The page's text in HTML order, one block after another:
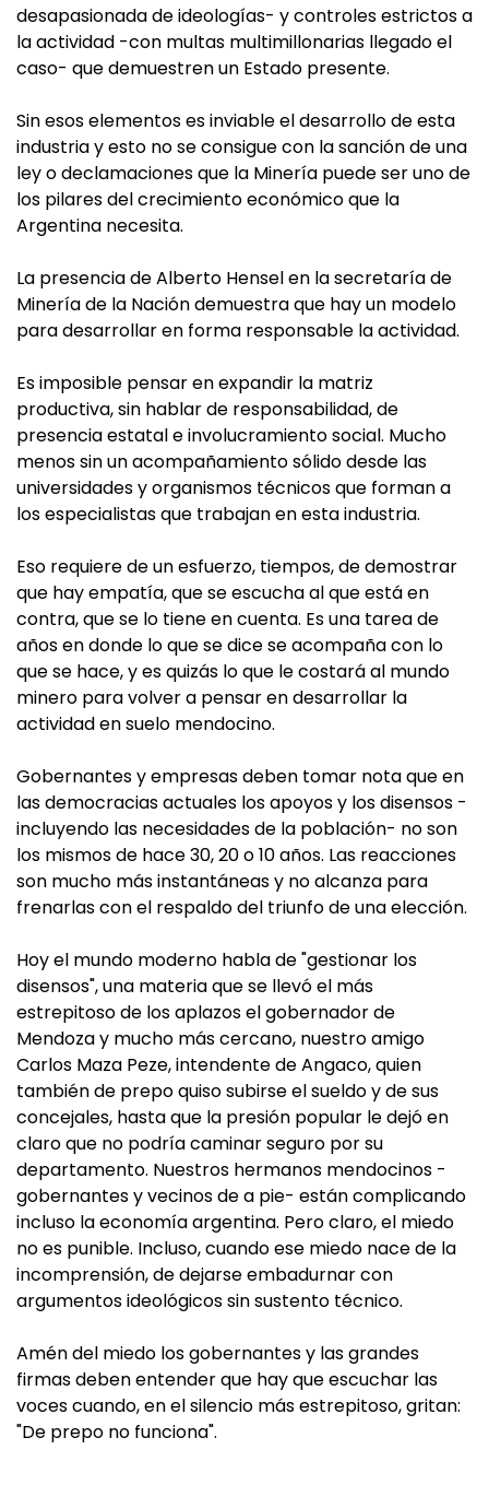
desapasionada de ideologías- y controles estrictos a
la actividad -con multas multimillonarias llegado el
caso- que demuestren un Estado presente.
Sin esos elementos es inviable el desarrollo de esta
industria y esto no se consigue con la sanción de una
ley o declamaciones que la Minería puede ser uno de
los pilares del crecimiento económico que la
Argentina necesita.
La presencia de Alberto Hensel en la secretaría de
Minería de la Nación demuestra que hay un modelo
para desarrollar en forma responsable la actividad.
Es imposible pensar en expandir la matriz
productiva, sin hablar de responsabilidad, de
presencia estatal e involucramiento social. Mucho
menos sin un acompañamiento sólido desde las
universidades y organismos técnicos que forman a
los especialistas que trabajan en esta industria.
Eso requiere de un esfuerzo, tiempos, de demostrar
que hay empatía, que se escucha al que está en
contra, que se lo tiene en cuenta. Es una tarea de
años en donde lo que se dice se acompaña con lo
que se hace, y es quizás lo que le costará al mundo
minero para volver a pensar en desarrollar la
actividad en suelo mendocino.
Gobernantes y empresas deben tomar nota que en
las democracias actuales los apoyos y los disensos -
incluyendo las necesidades de la población- no son
los mismos de hace 30, 20 o 10 años. Las reacciones
son mucho más instantáneas y no alcanza para
frenarlas con el respaldo del triunfo de una elección.
Hoy el mundo moderno habla de "gestionar los
disensos", una materia que se llevó el más
estrepitoso de los aplazos el gobernador de
Mendoza y mucho más cercano, nuestro amigo
Carlos Maza Peze, intendente de Angaco, quien
también de prepo quiso subirse el sueldo y de sus
concejales, hasta que la presión popular le dejó en
claro que no podría caminar seguro por su
departamento. Nuestros hermanos mendocinos -
gobernantes y vecinos de a pie- están complicando
incluso la economía argentina. Pero claro, el miedo
no es punible. Incluso, cuando ese miedo nace de la
incomprensión, de dejarse embadurnar con
argumentos ideológicos sin sustento técnico.
Amén del miedo los gobernantes y las grandes
firmas deben entender que hay que escuchar las
voces cuando, en el silencio más estrepitoso, gritan:
"De prepo no funciona".